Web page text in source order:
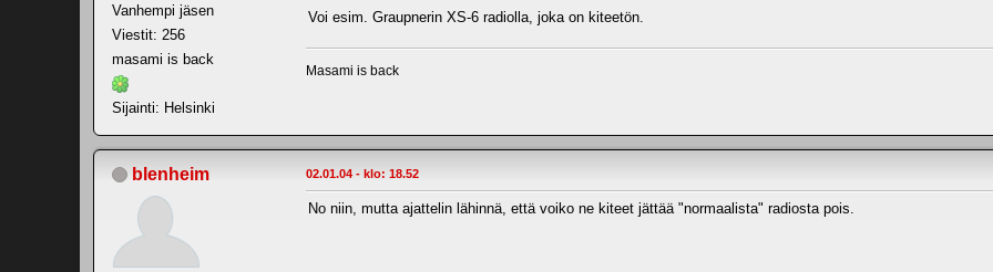
Vanhempi jäsen
Viestit: 256
masami is back
Sijainti: Helsinki
Voi esim. Graupnerin XS-6 radiolla, joka on kiteetön.
Masami is back
blenheim 02.01.04 - klo: 18.52
No niin, mutta ajattelin lähinnä, että voiko ne kiteet jättää "normaalista" radiosta pois.